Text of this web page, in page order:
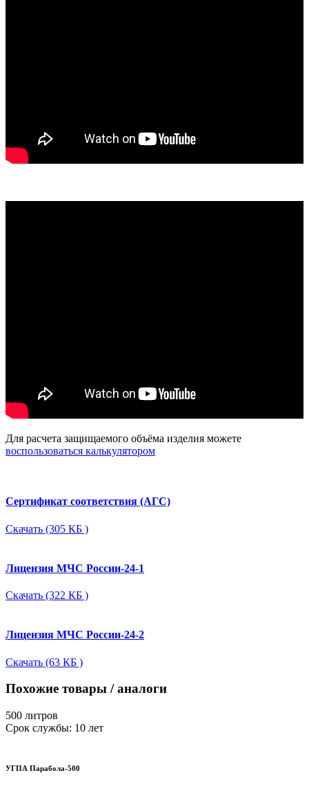
Для расчета защищаемого объёма изделия можете
воспользоваться калькулятором
Сертификат соответствия (АГС)
Скачать (305 КБ )
Лицензия МЧС России-24-1
Скачать (322 КБ )
Лицензия МЧС России-24-2
Скачать (63 КБ )
Похожие товары / аналоги
500 литров
Срок службы: 10 лет
УГПА Парабола-500